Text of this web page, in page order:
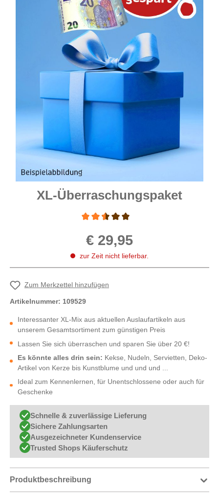
XL-Überraschungspaket
€ 29,95
zur Zeit nicht lieferbar.
Zum Merkzettel hinzufügen
Artikelnummer: 109529
Interessanter XL-Mix aus aktuellen Auslaufartikeln aus
unserem Gesamtsortiment zum günstigen Preis
Lassen Sie sich überraschen und sparen Sie über 20 €!
Es könnte alles drin sein: Kekse, Nudeln, Servietten, Deko-
Artikel von Kerze bis Kunstblume und und und ...
Ideal zum Kennenlernen, für Unentschlossene oder auch für
Geschenke
Schnelle & zuverlässige Lieferung
Sichere Zahlungsarten
Ausgezeichneter Kundenservice
Trusted Shops Käuferschutz
Produktbeschreibung